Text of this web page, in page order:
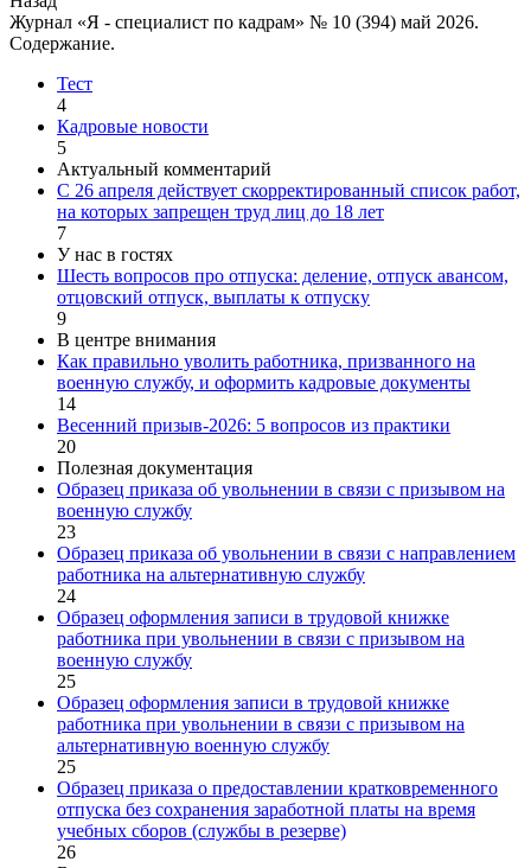
Журнал «Я - специалист по кадрам» № 10 (394) май 2026.
Содержание.
Тест
4
Кадровые новости
5
Актуальный комментарий
С 26 апреля действует скорректированный список работ,
на которых запрещен труд лиц до 18 лет
7
У нас в гостях
Шесть вопросов про отпуска: деление, отпуск авансом,
отцовский отпуск, выплаты к отпуску
9
В центре внимания
Как правильно уволить работника, призванного на
военную службу, и оформить кадровые документы
14
Весенний призыв-2026: 5 вопросов из практики
20
Полезная документация
Образец приказа об увольнении в связи с призывом на
военную службу
23
Образец приказа об увольнении в связи с направлением
работника на альтернативную службу
24
Образец оформления записи в трудовой книжке
работника при увольнении в связи с призывом на
военную службу
25
Образец оформления записи в трудовой книжке
работника при увольнении в связи с призывом на
альтернативную военную службу
25
Образец приказа о предоставлении кратковременного
отпуска без сохранения заработной платы на время
учебных сборов (службы в резерве)
26